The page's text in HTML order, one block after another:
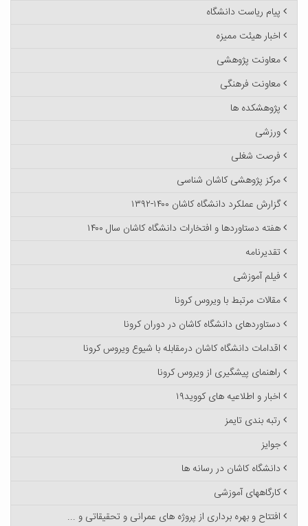
پیام ریاست دانشگاه
اخبار هیئت ممیزه
معاونت پژوهشی
معاونت فرهنگی
پژوهشکده ها
ورزشی
فرصت شغلی
مرکز پژوهشی کاشان شناسی
گزارش عملکرد دانشگاه کاشان ۱۴۰۰-۱۳۹۲
هفته دستاوردها و افتخارات دانشگاه کاشان سال ۱۴۰۰
تقدیرنامه
فیلم آموزشی
مقالات مرتبط با ویروس کرونا
دستاوردهای دانشگاه کاشان در دوران کرونا
اقدامات دانشگاه کاشان درمقابله با شیوع ویروس کرونا
راهنمای پیشگیری از ویروس کرونا
اخبار و اطلاعیه های کووید۱۹
رتبه بندی تایمز
جوایز
دانشگاه کاشان در رسانه ها
کارگاههای آموزشی
افتتاح و بهره برداری از پروژه های عمرانی و تحقیقاتی و ...